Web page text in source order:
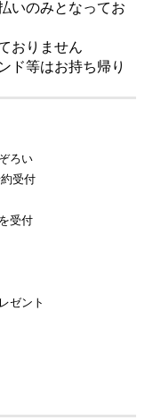
いのみとなってお
おりません
ド等はお持ち帰り
ろい
受付
受付
ゼント